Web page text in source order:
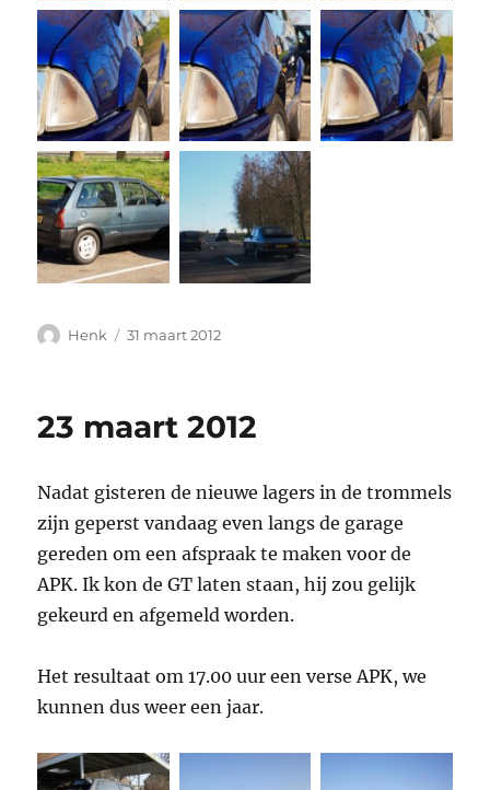
Auteur
Henk
Geplaatst
31 maart 2012
23 maart 2012
Nadat gisteren de nieuwe lagers in de trommels
zijn geperst vandaag even langs de garage
gereden om een afspraak te maken voor de
APK. Ik kon de GT laten staan, hij zou gelijk
gekeurd en afgemeld worden.
Het resultaat om 17.00 uur een verse APK, we
kunnen dus weer een jaar.